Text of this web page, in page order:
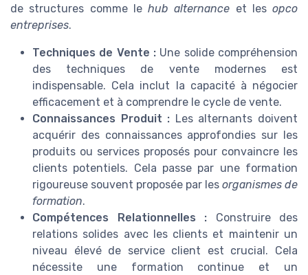
de structures comme le hub alternance et les opco
entreprises.
Techniques de Vente : Une solide compréhension
des techniques de vente modernes est
indispensable. Cela inclut la capacité à négocier
efficacement et à comprendre le cycle de vente.
Connaissances Produit : Les alternants doivent
acquérir des connaissances approfondies sur les
produits ou services proposés pour convaincre les
clients potentiels. Cela passe par une formation
rigoureuse souvent proposée par les organismes de
formation.
Compétences Relationnelles : Construire des
relations solides avec les clients et maintenir un
niveau élevé de service client est crucial. Cela
nécessite une formation continue et un